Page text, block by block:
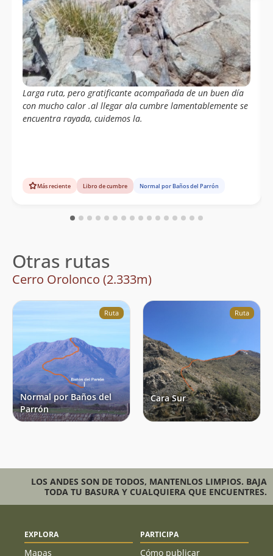
Larga ruta, pero gratificante acompañada de un buen día
con mucho calor .al llegar ala cumbre lamentablemente se
encuentra rayada, cuidemos la.
Más reciente Libro de cumbre Normal por Baños del Parrón
Otras rutas
Cerro Orolonco (2.333m)
Ruta
Normal por Baños del
Parrón
Ruta
Cara Sur
LOS ANDES SON DE TODOS, MANTENLOS LIMPIOS. BAJA
TODA TU BASURA Y CUALQUIERA QUE ENCUENTRES.
EXPLORA
Mapas
PARTICIPA
Cómo publicar